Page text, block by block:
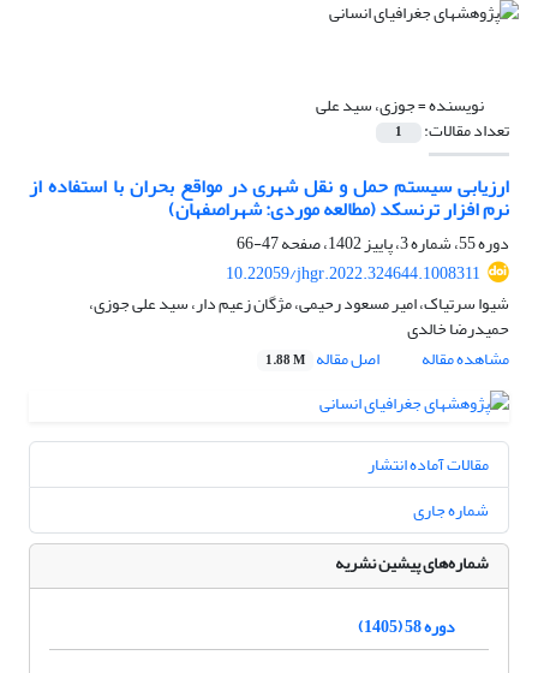
نویسنده =جوزی، سید علی
تعداد مقالات: 1
ارزیابی سیستم حمل و نقل شهری در مواقع بحران با استفاده از
نرم افزار ترنسکد (مطالعه موردی: شهراصفهان)
دوره 55، شماره 3، پاییز 1402، صفحه
47-66
10.22059/jhgr.2022.324644.1008311
شیوا سرتیاک، امیر مسعود رحیمی، مژگان زعیم دار، سید علی جوزی،
حمیدرضا خالدی
مشاهده مقاله
اصل مقاله 1.88 M
مقالات آماده انتشار
شماره جاری
شماره‌های پیشین نشریه
دوره 58 (1405)